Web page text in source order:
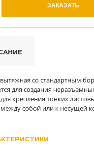
ЗАКАЗАТЬ
со стандартным
для создания
крепления тонких
собой или к несущей